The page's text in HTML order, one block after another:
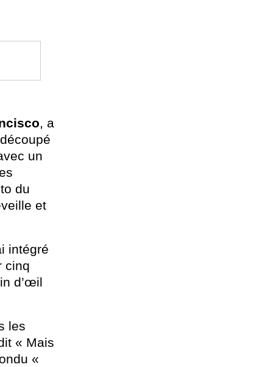
, a
un
du
et
intégré
cinq
d’œil
les
« Mais
«